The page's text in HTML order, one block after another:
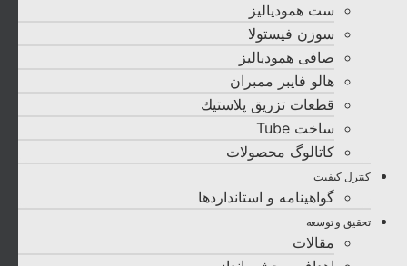
ست همودیالیز
سوزن فیستولا
صافی همودیالیز
هالو فایبر ممبران
قطعات تزريق پلاستيك
ساخت Tube
کاتالوگ محصولات
کنترل کیفیت
گواهينامه و استانداردها
تحقيق و توسعه
مقالات